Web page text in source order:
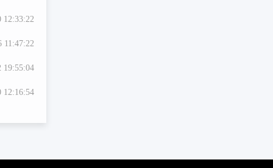
12:33:22
11:47:22
19:55:04
12:16:54